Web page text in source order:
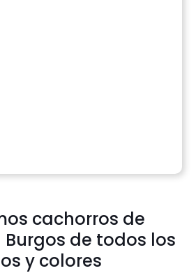
cachorros de
Burgos de todos los
y colores